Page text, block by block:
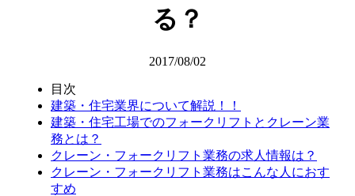
る？
2017/08/02
目次
建築・住宅業界について解説！！
建築・住宅工場でのフォークリフトとクレーン業
務とは？
クレーン・フォークリフト業務の求人情報は？
クレーン・フォークリフト業務はこんな人におす
すめ